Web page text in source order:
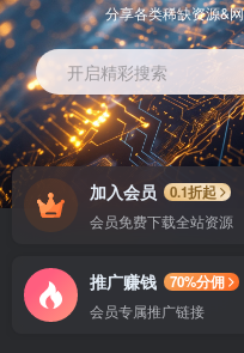
OS教程
分享各类稀缺资源&
开启精彩搜索
加入会员
0.1折起
会员免费下载全站资源
推广赚钱
70%分佣
会员专属推广链接